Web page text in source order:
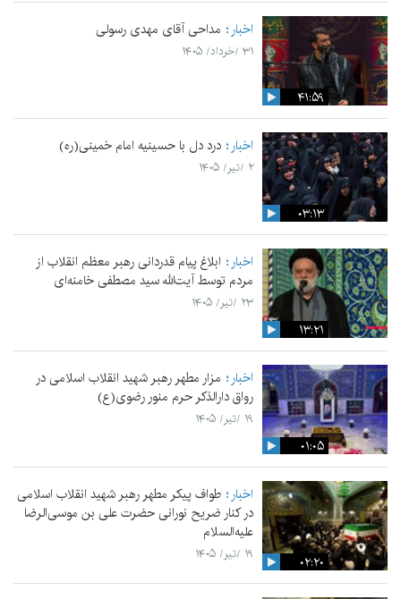
۴۱:۵۹
اخبار مداحی آقای مهدی رسولی
۳۱ /خرداد/ ۱۴۰۵
۰۳:۱۳
اخبار درد دل با حسینیه امام خمینی(ره)
۲ /تیر/ ۱۴۰۵
۱۳:۲۱
اخبار ابلاغ پیام قدردانی رهبر معظم انقلاب از
مردم توسط آیت‌الله سید مصطفی خامنه‌ای
۲۳ /تیر/ ۱۴۰۵
۰۱:۰۵
اخبار مزار مطهر رهبر شهید انقلاب اسلامی در
رواق دارالذکر حرم منور رضوی(ع)
۱۹ /تیر/ ۱۴۰۵
۰۲:۲۰
اخبار طواف پیکر مطهر رهبر شهید انقلاب اسلامی
در کنار ضریح نورانی حضرت علی‌ بن موسی‌الرضا
علیه‌السلام
۱۹ /تیر/ ۱۴۰۵